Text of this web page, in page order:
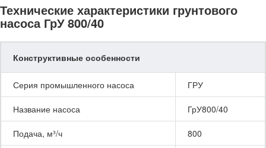
Технические характеристики грунтового
насоса ГрУ 800/40
Конструктивные особенности
Серия промышленного насоса ГРУ
Название насоса ГрУ800/40
Подача, м³/ч 800